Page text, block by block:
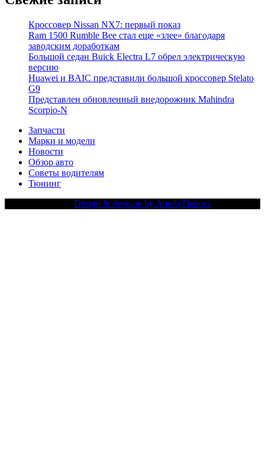
Кроссовер Nissan NX7: первый показ
Ram 1500 Rumble Bee стал еще «злее» благодаря
заводским доработкам
Большой седан Buick Electra L7 обрел электрическую
версию
Huawei и BAIC представили большой кроссовер Stelato
G9
Представлен обновленный внедорожник Mahindra
Scorpio-N
Запчасти
Марки и модели
Новости
Обзор авто
Советы водителям
Тюнинг
Design & develop by AmpleThemes